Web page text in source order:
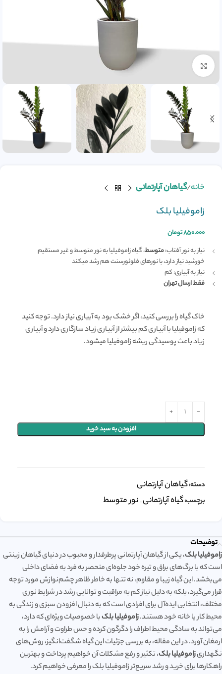
بزرگنمایی تصویر
خانه گیاهان آپارتمانی
زاموفیلیا بلک
۸۵۰.۰۰۰تومان
نیاز به نور آفتاب:متوسط، گیاه زاموفیلیا به نور متوسط و غیر مستقیم
خورشید نیاز دارد، با نورهای فلوئورسنت هم رشد میکند
نیاز به آبیاری: کم
فقط ارسال تهران
خاک گیاه را بررسی کنید، اگر خشک بود به آبیاری نیاز دارد. توجه کنید
که زاموفیلیا با آبیاری کم بیشتر از آبیاری زیاد سازگاری دارد و آبیاری
زیاد باعث پوسیدگی ریشه زاموفیلیا میشود.
افزودن به سبد خرید
دسته:گیاهان آپارتمانی
برچسب:گیاه آپارتمانی,نور متوسط
توضیحات
زاموفیلیا بلک، یکی از گیاهان آپارتمانی پرطرفدار و محبوب در دنیای گیاهان زینتی
است که با برگ‌های براق و تیره خود جلوه‌ای منحصر به فرد به فضای داخلی
می‌بخشد. این گیاه زیبا و مقاوم، نه تنها به خاطر ظاهر چشم‌نوازش مورد توجه
قرار می‌گیرد، بلکه به دلیل نیاز کم به مراقبت و توانایی رشد در شرایط نوری
مختلف، انتخابی ایده‌آل برای افرادی است که به دنبال افزودن سبزی و زندگی به
محیط کار یا خانه خود هستند.زاموفیلیا بلکبا خصوصیات ویژه‌ای که دارد،
می‌تواند به سادگی محیط اطراف را دگرگون کرده و حس طراوت و آرامش را به
ارمغان آورد. در این مقاله، به بررسی جزئیات این گیاه شگفت‌انگیز، روش‌های
نگهداریزاموفیلیا بلک، تکثیر و رفع مشکلات آن خواهیم پرداخت و بهترین
راهکارها برای خرید و رشد سریع‌تر زاموفیلیا بلک را معرفی خواهیم کرد.